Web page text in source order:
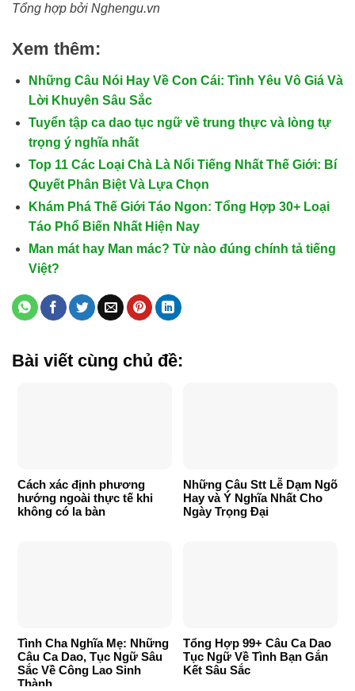
Tổng hợp bởi Nghengu.vn
Xem thêm:
Những Câu Nói Hay Về Con Cái: Tình Yêu Vô Giá Và
Lời Khuyên Sâu Sắc
Tuyển tập ca dao tục ngữ về trung thực và lòng tự
trọng ý nghĩa nhất
Top 11 Các Loại Chà Là Nổi Tiếng Nhất Thế Giới: Bí
Quyết Phân Biệt Và Lựa Chọn
Khám Phá Thế Giới Táo Ngon: Tổng Hợp 30+ Loại
Táo Phổ Biến Nhất Hiện Nay
Man mát hay Man mác? Từ nào đúng chính tả tiếng
Việt?
Bài viết cùng chủ đề:
Cách xác định phương
hướng ngoài thực tế khi
không có la bàn
Những Câu Stt Lễ Dạm Ngõ
Hay và Ý Nghĩa Nhất Cho
Ngày Trọng Đại
Tình Cha Nghĩa Mẹ: Những
Câu Ca Dao, Tục Ngữ Sâu
Sắc Về Công Lao Sinh
Thành
Tổng Hợp 99+ Câu Ca Dao
Tục Ngữ Về Tình Bạn Gắn
Kết Sâu Sắc